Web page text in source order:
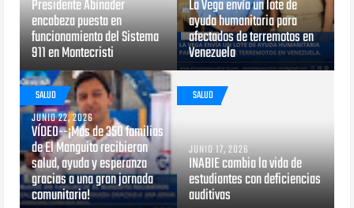
Presidente Abinader
encabeza puesta en
funcionamiento del Sistema
911 en Montecristi
La Vega envía un lote de
ayuda humanitaria para
afectados de terremotos en
Venezuela
SALUD
JUNIO 22, 2026
VÍDEO--¡Más de 350 familias
de El Manguito recibieron
salud, ayuda y esperanza
gracias a una gran jornada
comunitaria!
SALUD
JUNIO 17, 2026
INABIE cambia la vida de
estudiantes con deficiencias
auditivas